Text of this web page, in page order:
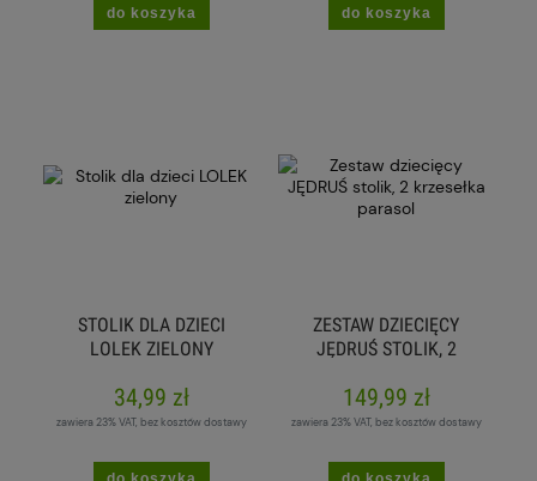
do koszyka do koszyka
STOLIK DLA DZIECI
LOLEK ZIELONY
34,99 zł
zawiera 23% VAT, bez kosztów dostawy
ZESTAW DZIECIĘCY
JĘDRUŚ STOLIK, 2
149,99 zł
zawiera 23% VAT, bez kosztów dostawy